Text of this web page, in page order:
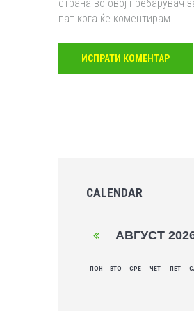
страна во овој пребарувач
пат кога ќе коментирам.
CALENDAR
АВГУСТ
ПОН ВТО СРЕ ЧЕТ ПЕТ